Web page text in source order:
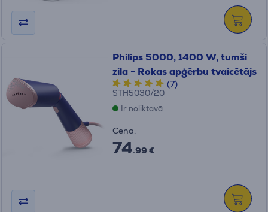
Philips 5000, 1400 W, tumši
zila - Rokas apģērbu tvaicētājs
(7)
STH5030/20
Ir noliktavā
Cena:
74.99 €